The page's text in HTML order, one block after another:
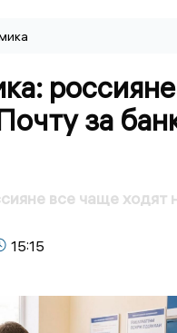
за
все чаще ходят
15:15